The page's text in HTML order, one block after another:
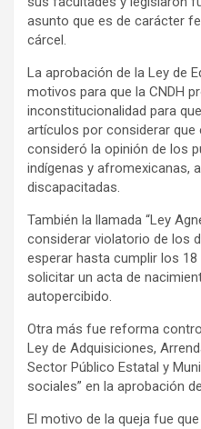
asunto que es de carácter
cárcel.
La aprobación de la Ley de
motivos para que la CNDH
inconstitucionalidad para
artículos por considerar
consideró la opinión de los
indígenas y afromexicanas,
discapacitadas.
También la llamada “Ley
considerar violatorio de los
esperar hasta cumplir los
solicitar un acta de
autopercibido.
Otra más fue reforma
Ley de Adquisiciones,
Sector Público Estatal y
sociales” en la aprobación
El motivo de la queja fue